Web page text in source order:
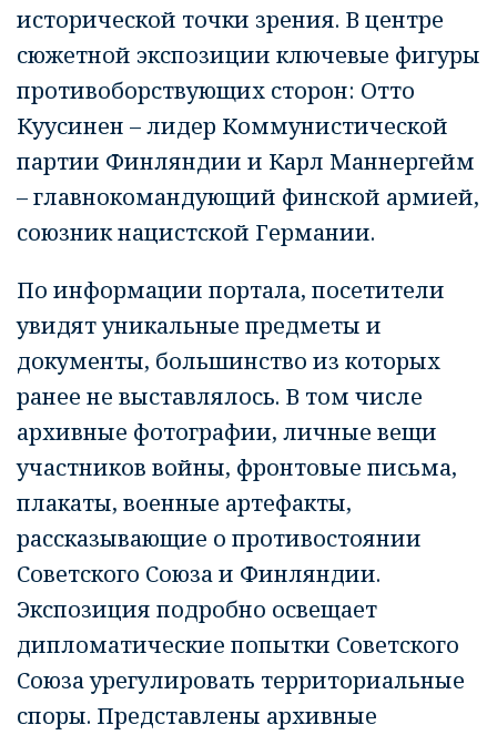
исторической точки зрения. В центре
сюжетной экспозиции ключевые фигуры
противоборствующих сторон: Отто
Куусинен – лидер Коммунистической
партии Финляндии и Карл Маннергейм
– главнокомандующий финской армией,
союзник нацистской Германии.
По информации портала, посетители
увидят уникальные предметы и
документы, большинство из которых
ранее не выставлялось. В том числе
архивные фотографии, личные вещи
участников войны, фронтовые письма,
плакаты, военные артефакты,
рассказывающие о противостоянии
Советского Союза и Финляндии.
Экспозиция подробно освещает
дипломатические попытки Советского
Союза урегулировать территориальные
споры. Представлены архивные